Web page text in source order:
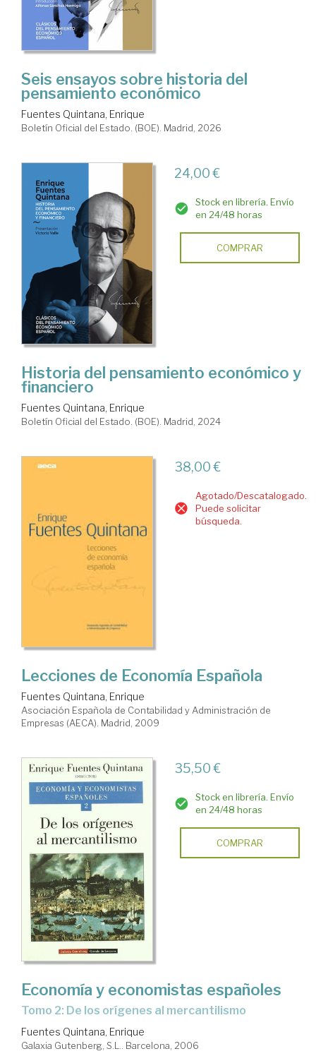
Seis ensayos sobre historia del
pensamiento económico
Fuentes Quintana, Enrique
Boletín Oficial del Estado. (BOE). Madrid, 2026
24,00 €
Stock en librería. Envío
en 24/48 horas
COMPRAR
Historia del pensamiento económico y
financiero
Fuentes Quintana, Enrique
Boletín Oficial del Estado. (BOE). Madrid, 2024
38,00 €
Agotado/Descatalogado.
Puede solicitar
búsqueda.
Lecciones de Economía Española
Fuentes Quintana, Enrique
Asociación Española de Contabilidad y Administración de
Empresas (AECA). Madrid, 2009
35,50 €
Stock en librería. Envío
en 24/48 horas
COMPRAR
Economía y economistas españoles
Tomo 2: De los orígenes al mercantilismo
Fuentes Quintana, Enrique
Galaxia Gutenberg, S.L.. Barcelona, 2006